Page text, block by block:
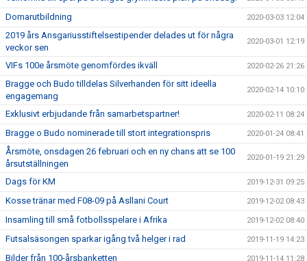
Domarutbildning 2020-03-03 12:04
2019 års Ansgariusstiftelsestipender delades ut för några
veckor sen
2020-03-01 12:19
VIFs 100e årsmöte genomfördes ikväll 2020-02-26 21:26
Bragge och Budo tilldelas Silverhanden för sitt ideella
engagemang
2020-02-14 10:10
Exklusivt erbjudande från samarbetspartner! 2020-02-11 08:24
Bragge o Budo nominerade till stort integrationspris 2020-01-24 08:41
Årsmöte, onsdagen 26 februari och en ny chans att se 100
årsutställningen
2020-01-19 21:29
Dags för KM 2019-12-31 09:25
Kosse tränar med F08-09 på Asllani Court 2019-12-02 08:43
Insamling till små fotbollsspelare i Afrika 2019-12-02 08:40
Futsalsäsongen sparkar igång två helger i rad 2019-11-19 14:23
Bilder från 100-årsbanketten 2019-11-14 11:28